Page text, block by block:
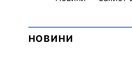
НОВИНИ